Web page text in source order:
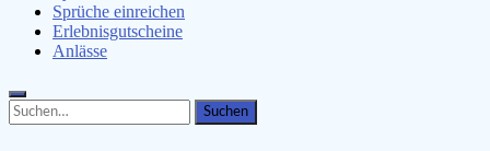
Sprüche einreichen
Erlebnisgutscheine
Anlässe
Search
for:
Search